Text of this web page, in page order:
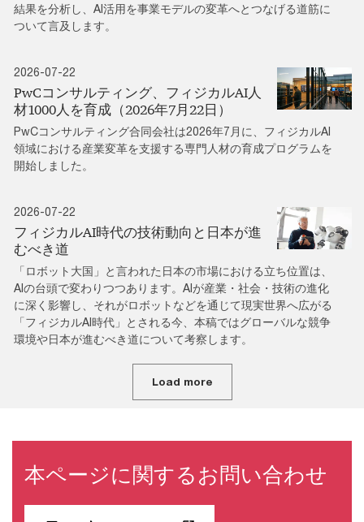
結果を分析し、AI活用を事業モデルの変革へとつなげる道筋に
ついて言及します。
2026-07-22
PwCコンサルティング、フィジカルAI人
材1000人を育成（2026年7月22日）
PwCコンサルティング合同会社は2026年7月に、フィジカルAI
領域における産業変革を支援する専門人材の育成プログラムを
開始しました。
2026-07-22
フィジカルAI時代の技術動向と日本が進
むべき道
「ロボット大国」と言われた日本の市場における立ち位置は、
AIの台頭で変わりつつあります。AIが産業・社会・技術の進化
に深く影響し、それがロボットなどを通じて現実世界へ広がる
「フィジカルAI時代」とされる今、本稿ではグローバルな競争
環境や日本が進むべき道について考察します。
Load more
本ページに関するお問い合わせ